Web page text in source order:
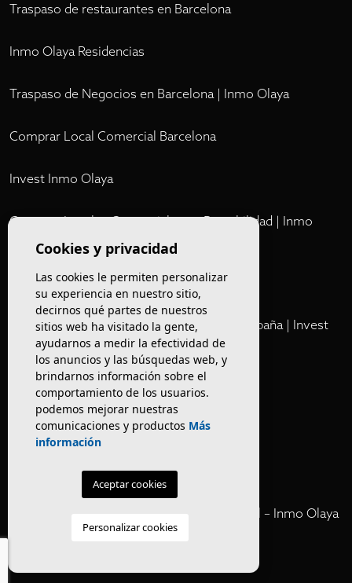
Traspaso de restaurantes en Barcelona
Inmo Olaya Residencias
Traspaso de Negocios en Barcelona | Inmo Olaya
Comprar Local Comercial Barcelona
Invest Inmo Olaya
Comprar Locales Comerciales en Rentabilidad | Inmo
Olaya
Cartera Privada de Activos Hoteleros en España | Invest
Inmo Olaya
Venta de edificios
Comprar restaurante en Barcelona
Negocios en rentabilidad en Barcelona
Vender Hotel en España | Venta Confidencial – Inmo Olaya
Cookies y privacidad
Las cookies le permiten personalizar
su experiencia en nuestro sitio,
decirnos qué partes de nuestros
sitios web ha visitado la gente,
ayudarnos a medir la efectividad de
los anuncios y las búsquedas web, y
brindarnos información sobre el
comportamiento de los usuarios.
podemos mejorar nuestras
comunicaciones y productos Más
información
Aceptar cookies
Personalizar cookies